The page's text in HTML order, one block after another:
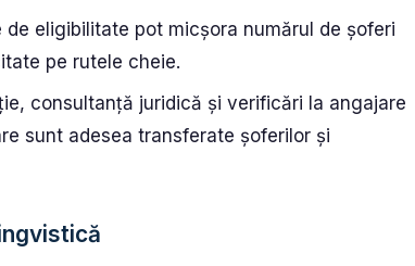
de eligibilitate pot micșora numărul de șoferi
pe rutele cheie.
consultanță juridică și verificări la angajare
sunt adesea transferate șoferilor și